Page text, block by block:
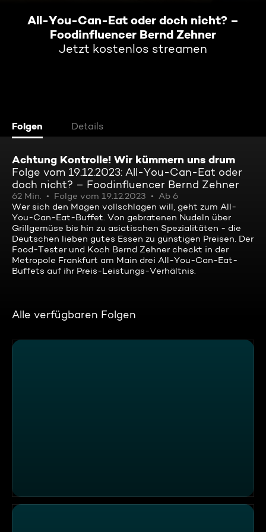
All-You-Can-Eat oder doch nicht? –
Foodinfluencer Bernd Zehner
Jetzt kostenlos streamen
Folgen Details
Achtung Kontrolle! Wir kümmern uns drum
Folge vom 19.12.2023: All-You-Can-Eat oder
doch nicht? – Foodinfluencer Bernd Zehner
62 Min. Folge vom 19.12.2023
Ab 6
Wer sich den Magen vollschlagen will, geht zum All-
You-Can-Eat-Buffet. Von gebratenen Nudeln über
Grillgemüse bis hin zu asiatischen Spezialitäten - die
Deutschen lieben gutes Essen zu günstigen Preisen. Der
Food-Tester und Koch Bernd Zehner checkt in der
Metropole Frankfurt am Main drei All-You-Can-Eat-
Buffets auf ihr Preis-Leistungs-Verhältnis.
Alle verfügbaren Folgen
Handy am Steuer und Rechtsüberholer – Provida